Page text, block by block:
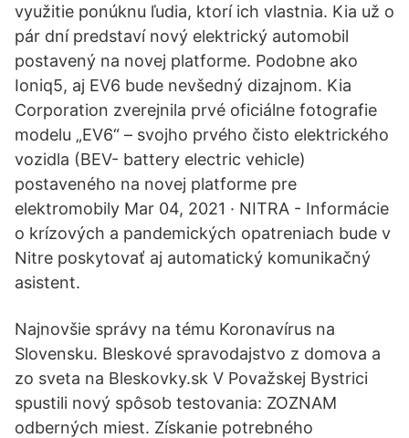
využitie ponúknu ľudia, ktorí ich vlastnia. Kia už o
pár dní predstaví nový elektrický automobil
postavený na novej platforme. Podobne ako
Ioniq5, aj EV6 bude nevšedný dizajnom. Kia
Corporation zverejnila prvé oficiálne fotografie
modelu „EV6“ – svojho prvého čisto elektrického
vozidla (BEV- battery electric vehicle)
postaveného na novej platforme pre
elektromobily Mar 04, 2021 · NITRA - Informácie
o krízových a pandemických opatreniach bude v
Nitre poskytovať aj automatický komunikačný
asistent.
Najnovšie správy na tému Koronavírus na
Slovensku. Bleskové spravodajstvo z domova a
zo sveta na Bleskovky.sk V Považskej Bystrici
spustili nový spôsob testovania: ZOZNAM
odberných miest. Získanie potrebného